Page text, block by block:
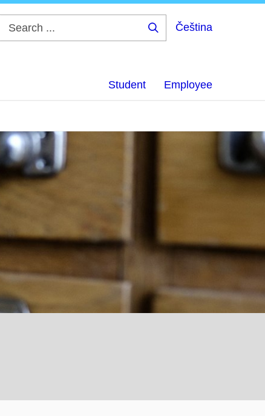
Čeština
Student Employee